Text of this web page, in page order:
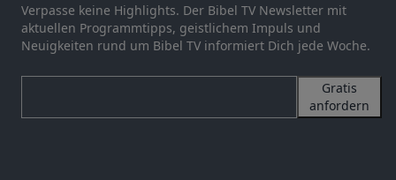
Verpasse keine Highlights. Der Bibel TV Newsletter mit
aktuellen Programmtipps, geistlichem Impuls und
Neuigkeiten rund um Bibel TV informiert Dich jede Woche.
Gratis
anfordern